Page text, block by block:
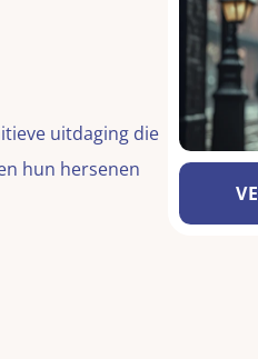
uitdaging die
hun hersenen